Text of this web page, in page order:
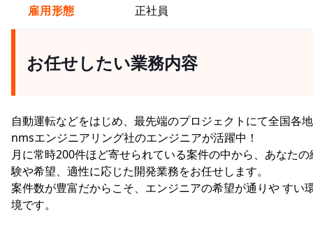
雇用形態 正社員
お任せしたい業務内容
自動運転などをはじめ、最先端のプロジェクトにて全国各
nmsエンジニアリング社のエンジニアが活躍中！
月に常時200件ほど寄せられている案件の中から、あなたの
験や希望、適性に応じた開発業務をお任せします。
案件数が豊富だからこそ、エンジニアの希望が通りや すい
境です。